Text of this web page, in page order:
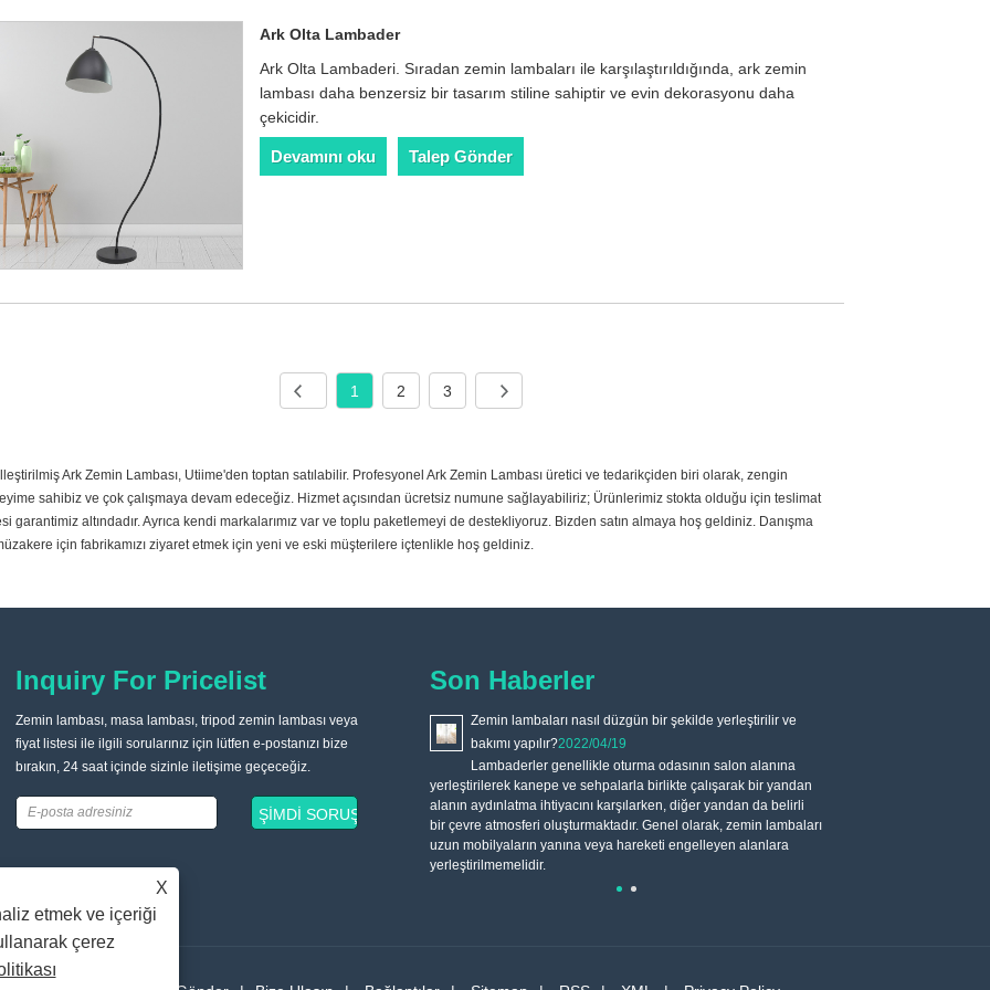
Ark Olta Lambader
Ark Olta Lambaderi. Sıradan zemin lambaları ile karşılaştırıldığında, ark zemin
lambası daha benzersiz bir tasarım stiline sahiptir ve evin dekorasyonu daha
çekicidir.
Devamını oku Talep Gönder
1 2 3
Ark Zemin Lambası, Utiime'den toptan satılabilir. Profesyonel Ark Zemin Lambası üretici ve tedarikçiden biri olarak, zengin
sahibiz ve çok çalışmaya devam edeceğiz. Hizmet açısından ücretsiz numune sağlayabiliriz; Ürünlerimiz stokta olduğu için teslimat
garantimiz altındadır. Ayrıca kendi markalarımız var ve toplu paketlemeyi de destekliyoruz. Bizden satın almaya hoş geldiniz. Danışma
için fabrikamızı ziyaret etmek için yeni ve eski müşterilere içtenlikle hoş geldiniz.
Inquiry For Pricelist
Zemin lambası, masa lambası, tripod zemin lambası veya
fiyat listesi ile ilgili sorularınız için lütfen e-postanızı bize
bırakın, 24 saat içinde sizinle iletişime geçeceğiz.
Son Haberler
Doğru zemin lambası nasıl seçilir ve satın alınır?
2022/04/19
Zemin lambası genellikle kanepenin köşesine yerleştirilir,
iyidir. Lambaderin abajur malzemesi çeşitlilik açısından zengindir
ve tüketiciler kendi tercihlerine göre seçim yapabilir.
Zemin lambaları nasıl düzgün bir şekilde yerleştirilir ve
bakımı yapılır?2022/04/19
Lambaderler genellikle oturma odasının salon alanına
yerleştirilerek kanepe ve sehpalarla birlikte çalışarak bir yandan
alanın aydınlatma ihtiyacını karşılarken, diğer yandan da belirli
bir çevre atmosferi oluşturmaktadır. Genel olarak, zemin lambaları
uzun mobilyaların yanına veya hareketi engelleyen alanlara
yerleştirilmemelidir.
X
etmek ve içeriği
çerez